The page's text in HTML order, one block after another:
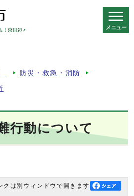
メニュー
防災・救急・消防
行動について
クは別ウィンドウで開きます